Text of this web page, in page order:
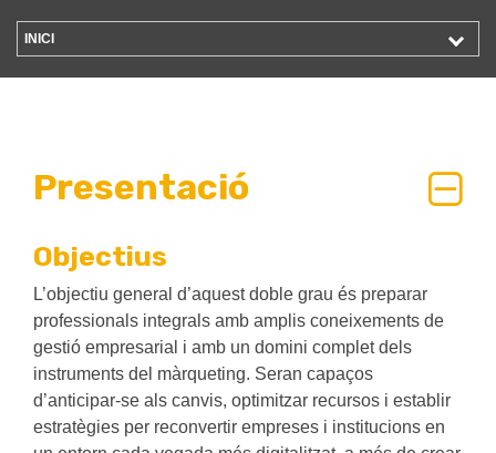
INICI
Presentació
Objectius
L’objectiu general d’aquest doble grau és preparar
professionals integrals amb amplis coneixements de
gestió empresarial i amb un domini complet dels
instruments del màrqueting. Seran capaços
d’anticipar-se als canvis, optimitzar recursos i establir
estratègies per reconvertir empreses i institucions en